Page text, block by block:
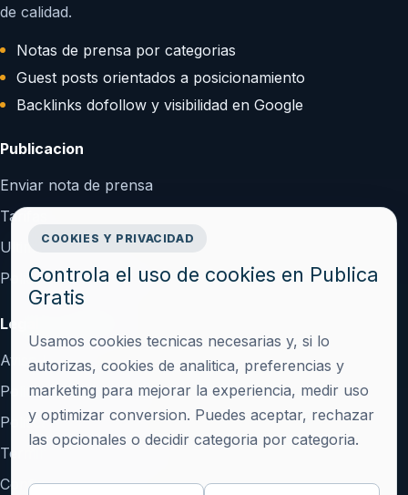
de calidad.
Notas de prensa por categorias
Guest posts orientados a posicionamiento
Backlinks dofollow y visibilidad en Google
Publicacion
Enviar nota de prensa
Tarifas
Ultimos articulos
Politica de publicacion
Legal y confianza
Aviso Legal
Politica de Privacidad
Politica de Cookies
Terminos y Condiciones
Configurar cookies
COOKIES Y PRIVACIDAD
Controla el uso de cookies en Publica
Gratis
Usamos cookies tecnicas necesarias y, si lo
autorizas, cookies de analitica, preferencias y
marketing para mejorar la experiencia, medir uso
y optimizar conversion. Puedes aceptar, rechazar
las opcionales o decidir categoria por categoria.